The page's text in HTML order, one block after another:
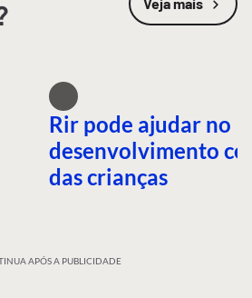
Rir pode ajudar no
desenvolvimento
das crianças
APÓS A PUBLICIDADE